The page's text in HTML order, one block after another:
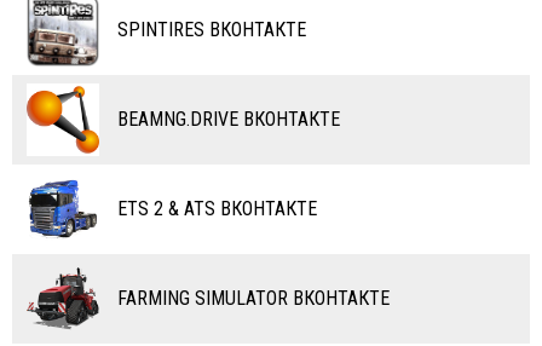
ТАНКИ
ПОЕЗДА
ВОДНЫЙ ТРАНСПОРТ
САМОЛЕТЫ
RC ТРАНСПОРТ
КАРТЫ
КАРТЫ SPINTIRES ВКОНТАКТЕ
BEAMNG.DRIVE ВКОНТАКТЕ
ETS 2 & ATS ВКОНТАКТЕ
FARMING SIMULATOR ВКОНТАКТЕ